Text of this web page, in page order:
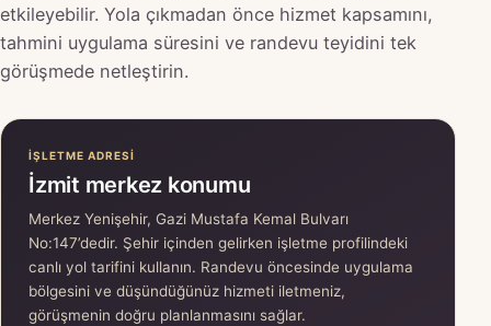
etkileyebilir. Yola çıkmadan önce hizmet kapsamını,
tahmini uygulama süresini ve randevu teyidini tek
görüşmede netleştirin.
İŞLETME ADRESI
İzmit merkez konumu
Merkez Yenişehir, Gazi Mustafa Kemal Bulvarı
No:147’dedir. Şehir içinden gelirken işletme profilindeki
canlı yol tarifini kullanın. Randevu öncesinde uygulama
bölgesini ve düşündüğünüz hizmeti iletmeniz,
görüşmenin doğru planlanmasını sağlar.